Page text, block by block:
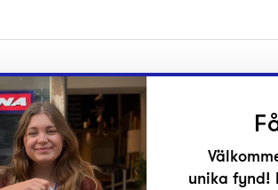
unika fynd!